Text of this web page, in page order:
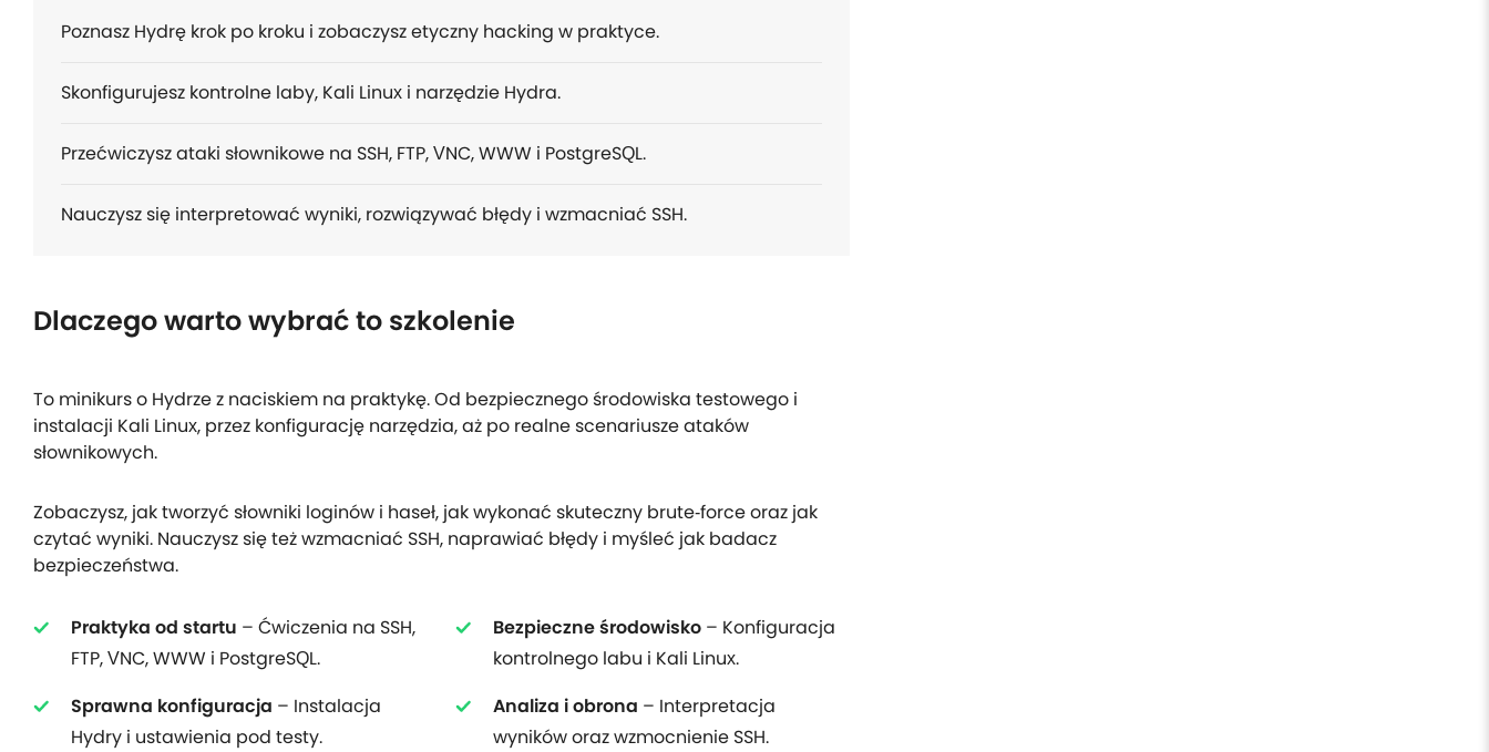
Poznasz Hydrę krok po kroku i zobaczysz etyczny hacking w praktyce.
Skonfigurujesz kontrolne laby, Kali Linux i narzędzie Hydra.
Przećwiczysz ataki słownikowe na SSH, FTP, VNC, WWW i PostgreSQL.
Nauczysz się interpretować wyniki, rozwiązywać błędy i wzmacniać SSH.
Dlaczego warto wybrać to szkolenie
To minikurs o Hydrze z naciskiem na praktykę. Od bezpiecznego środowiska testowego i
instalacji Kali Linux, przez konfigurację narzędzia, aż po realne scenariusze ataków
słownikowych.
Zobaczysz, jak tworzyć słowniki loginów i haseł, jak wykonać skuteczny brute‑force oraz jak
czytać wyniki. Nauczysz się też wzmacniać SSH, naprawiać błędy i myśleć jak badacz
bezpieczeństwa.
Praktyka od startu – Ćwiczenia na SSH,
FTP, VNC, WWW i PostgreSQL.
Bezpieczne środowisko– Konfiguracja
kontrolnego labu i Kali Linux.
Sprawna konfiguracja – Instalacja
Hydry i ustawienia pod testy.
Analiza i obrona – Interpretacja
wyników oraz wzmocnienie SSH.